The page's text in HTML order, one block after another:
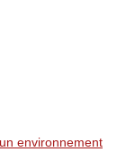
environnement